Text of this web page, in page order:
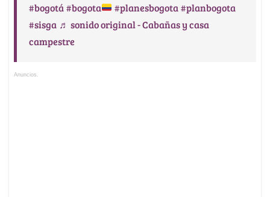
#bogotá#bogota #planesbogota #planbogota
#sisga ♬ sonido original - Cabañas y casa
campestre
Anuncios.